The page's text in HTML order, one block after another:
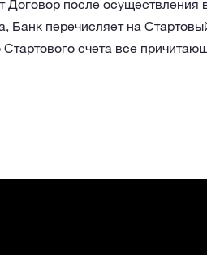
Договор после осуществления
Банк перечисляет на
счета все